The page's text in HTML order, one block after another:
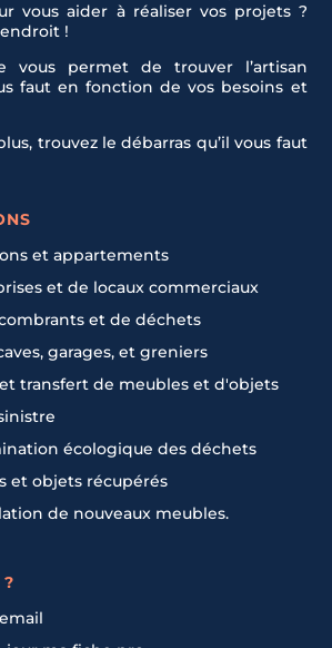
vous aider à réaliser vos projets ?
!
vous permet de trouver l’artisan
faut en fonction de vos besoins et
trouvez le débarras qu’il vous faut
et appartements
et de locaux commerciaux
et de déchets
garages, et greniers
transfert de meubles et d'objets
écologique des déchets
et objets récupérés
de nouveaux meubles.
?